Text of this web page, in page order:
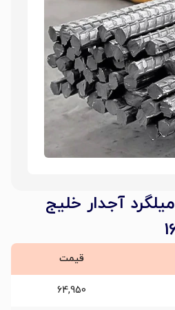
میلگرد آجدار خلیج
قیمت
64,950